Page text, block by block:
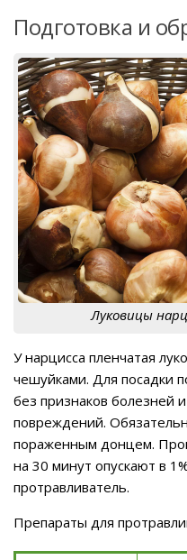
Подготовка и
Луковицы
У нарцисса пленчатая
чешуйками. Для посадки
без признаков болезней
повреждений.
пораженным донцем.
на 30 минут опускают в
протравливатель.
Препараты для